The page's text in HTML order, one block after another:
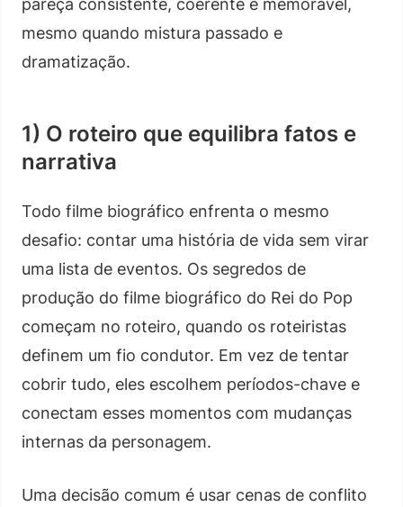
pareça consistente, coerente e memorável,
mesmo quando mistura passado e
dramatização.
1) O roteiro que equilibra fatos e
narrativa
Todo filme biográfico enfrenta o mesmo
desafio: contar uma história de vida sem virar
uma lista de eventos. Os segredos de
produção do filme biográfico do Rei do Pop
começam no roteiro, quando os roteiristas
definem um fio condutor. Em vez de tentar
cobrir tudo, eles escolhem períodos-chave e
conectam esses momentos com mudanças
internas da personagem.
Uma decisão comum é usar cenas de conflito